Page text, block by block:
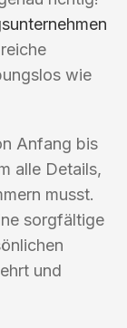
wie
Anfang bis
alle Details,
musst.
sorgfältige
und